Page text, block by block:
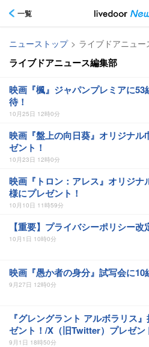
一覧
ニューストップ > ライブドアニュー
ライブドアニュース編集部
映画『楓』ジャパンプレミアに53
待！
10月25日 12時0分
映画『盤上の向日葵』オリジナル
ゼント！
10月23日 12時0分
映画『トロン：アレス』オリジナ
様にプレゼント！
10月10日 11時59分
【重要】プライバシーポリシー
10月1日 10時0分
映画『愚か者の身分』試写会に10
9月27日 12時0分
『グレングラント アルボラリス
ゼント！/X（旧Twitter）プレゼ
9月1日 18時50分